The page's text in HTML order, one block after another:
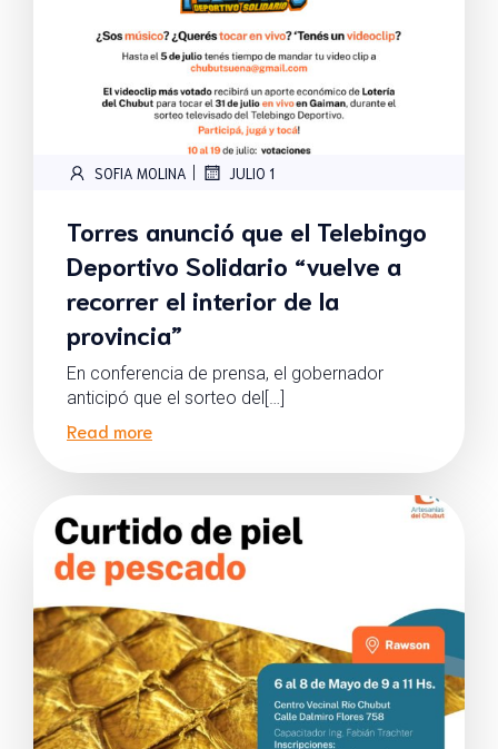
SOFIA MOLINA | JULIO 1
Torres anunció que el Telebingo
Deportivo Solidario “vuelve a
recorrer el interior de la
provincia”
En conferencia de prensa, el gobernador
anticipó que el sorteo del[…]
Read more